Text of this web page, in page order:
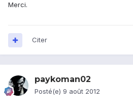
Merci.
Citer
paykoman02
Posté(e) 9 août 2012